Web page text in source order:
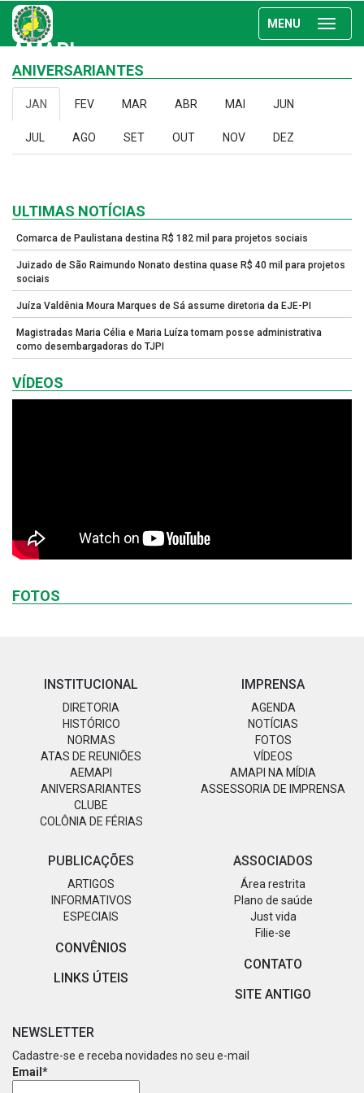
MENU
AMAPI
ANIVERSARIANTES
JAN FEV MAR ABR MAI JUN
JUL AGO SET OUT NOV DEZ
ULTIMAS NOTÍCIAS
Comarca de Paulistana destina R$ 182 mil para projetos sociais
Juizado de São Raimundo Nonato destina quase R$ 40 mil para projetos
sociais
Juíza Valdênia Moura Marques de Sá assume diretoria da EJE-PI
Magistradas Maria Célia e Maria Luíza tomam posse administrativa
como desembargadoras do TJPI
VÍDEOS
FOTOS
INSTITUCIONAL
DIRETORIA
HISTÓRICO
NORMAS
ATAS DE REUNIÕES
AEMAPI
ANIVERSARIANTES
CLUBE
COLÔNIA DE FÉRIAS
IMPRENSA
AGENDA
NOTÍCIAS
FOTOS
VÍDEOS
AMAPI NA MÍDIA
ASSESSORIA DE IMPRENSA
PUBLICAÇÕES
ARTIGOS
INFORMATIVOS
ESPECIAIS
CONVÊNIOS
LINKS ÚTEIS
ASSOCIADOS
Área restrita
Plano de saúde
Just vida
Filie-se
CONTATO
SITE ANTIGO
NEWSLETTER
Cadastre-se e receba novidades no seu e-mail
Email*